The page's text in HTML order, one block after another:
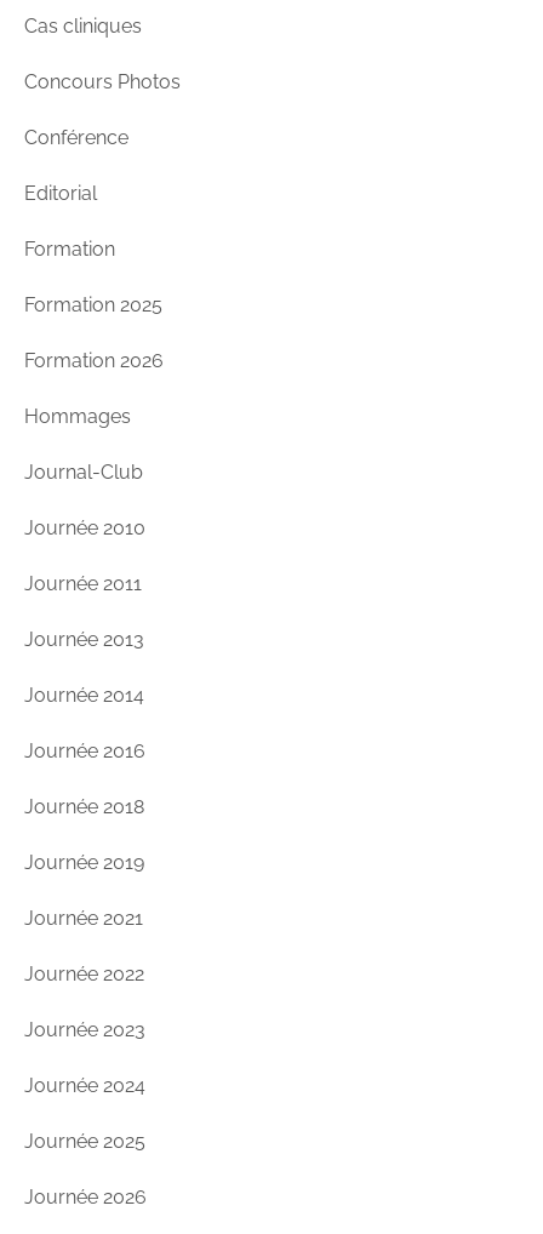
Cas cliniques
Concours Photos
Conférence
Editorial
Formation
Formation 2025
Formation 2026
Hommages
Journal-Club
Journée 2010
Journée 2011
Journée 2013
Journée 2014
Journée 2016
Journée 2018
Journée 2019
Journée 2021
Journée 2022
Journée 2023
Journée 2024
Journée 2025
Journée 2026